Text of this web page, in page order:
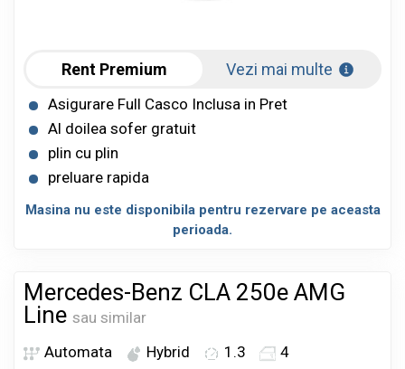
Rent Premium Vezi mai multe
Asigurare Full Casco Inclusa in Pret
Al doilea sofer gratuit
plin cu plin
preluare rapida
Masina nu este disponibila pentru rezervare pe aceasta
perioada.
Mercedes-Benz CLA 250e AMG
Line sau similar
Automata
Hybrid 1.3 4